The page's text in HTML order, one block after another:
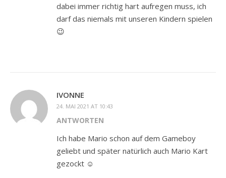
dabei immer richtig hart aufregen muss, ich
darf das niemals mit unseren Kindern spielen
😉
IVONNE
24. MAI 2021 AT 10:43
ANTWORTEN
Ich habe Mario schon auf dem Gameboy
geliebt und später natürlich auch Mario Kart
gezockt ☺️